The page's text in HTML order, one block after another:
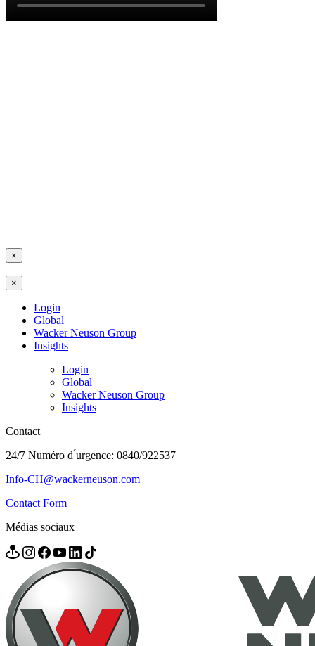
×
×
Login
Global
Wacker Neuson Group
Insights
Login
Global
Wacker Neuson Group
Insights
Contact
24/7 Numéro d ́urgence: 0840/922537
Info-CH@wackerneuson.com
Contact Form
Médias sociaux